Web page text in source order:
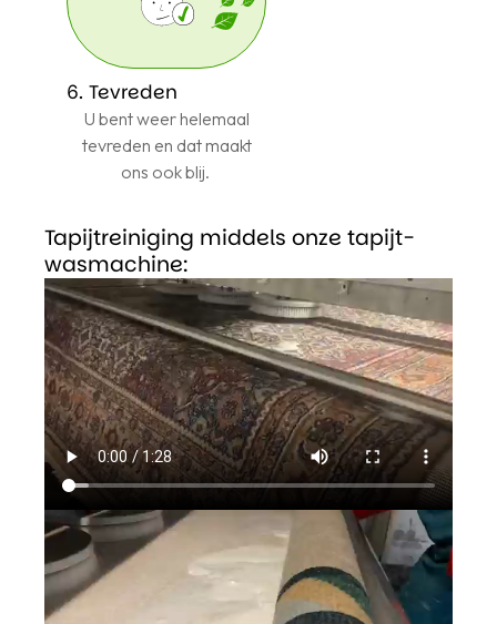
6. Tevreden
U bent weer helemaal
tevreden en dat maakt
ons ook blij.
Tapijtreiniging middels onze tapijt-
wasmachine: